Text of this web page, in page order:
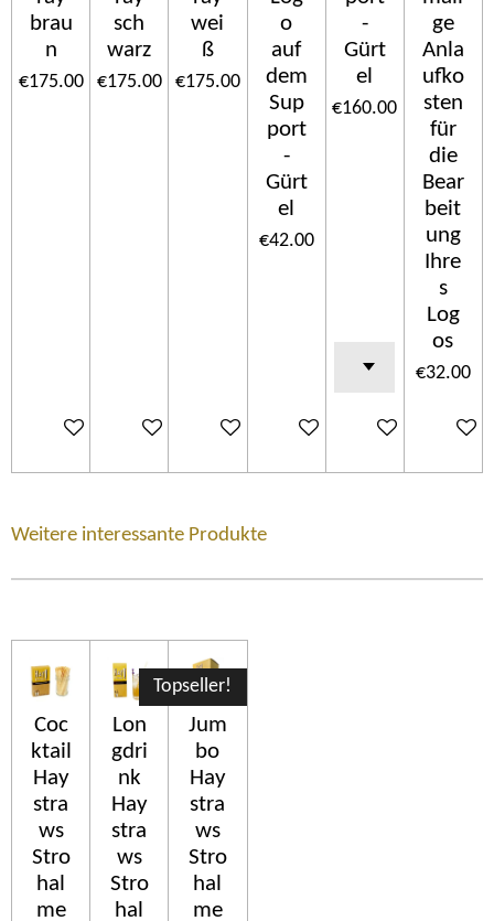
brau
n
€175.00
Add to cart
sch
warz
€175.00
Add to cart
wei
ß
€175.00
Add to cart
o
auf
dem
Sup
port
-
Gürt
el
€42.00
Add to cart
-
Gürt
el
€160.00
Add to cart
ge
Anla
ufko
sten
für
die
Bear
beit
ung
Ihre
s
Log
os
€32.00
Add to
Weitere interessante Produkte
Coc
ktail
Hay
stra
ws
Stro
hal
me
Lon
gdri
nk
Hay
stra
ws
Stro
hal
Topseller!
Jum
bo
Hay
stra
ws
Stro
hal
me